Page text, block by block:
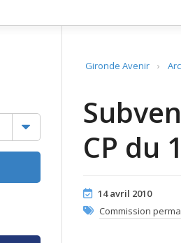
Gironde Avenir ›
CP du
14 avril 2010
Commission